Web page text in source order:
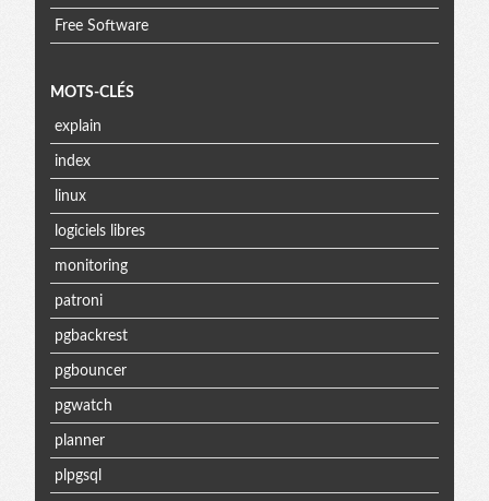
Free Software
MOTS-CLÉS
explain
index
linux
logiciels libres
monitoring
patroni
pgbackrest
pgbouncer
pgwatch
planner
plpgsql